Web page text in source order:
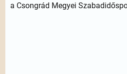
a Csongrád Megyei